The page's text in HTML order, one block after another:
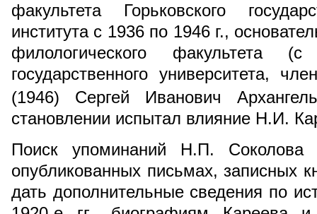
факультета Горьковского
института с 1936 по 1946 г.,
филологического факультета
государственного университета,
(1946) Сергей Иванович
становлении испытал влияние Н.И.
Поиск упоминаний Н.П. Соколова
опубликованных письмах, записных
дать дополнительные сведения по